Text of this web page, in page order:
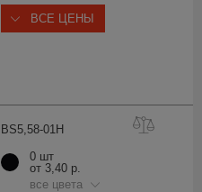
ВСЕ ЦЕНЫ
BS5,58-01H
0 шт
от 3,40 р.
все цвета